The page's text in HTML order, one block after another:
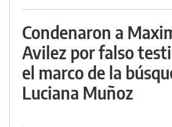
Condenaron a
Avilez por falso
el marco de la
Luciana Muñoz